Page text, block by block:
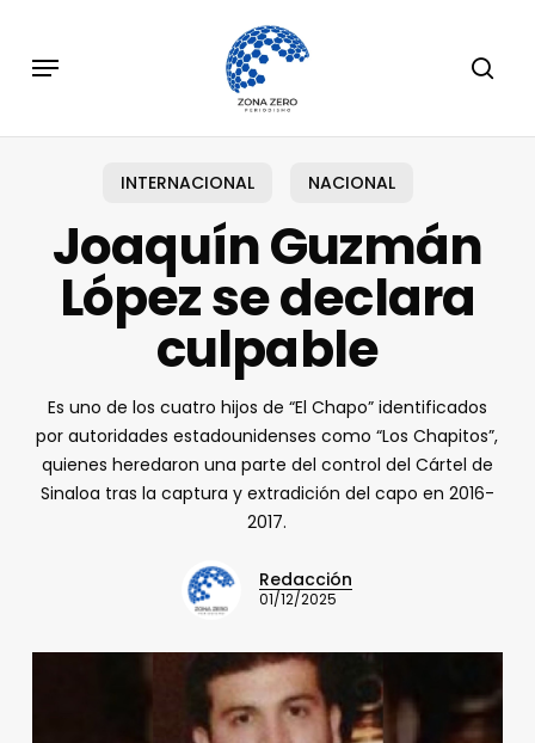
main
Menu
INTERNACIONAL NACIONAL
Joaquín Guzmán
López se declara
culpable
Es uno de los cuatro hijos de “El Chapo” identificados
por autoridades estadounidenses como “Los Chapitos”,
quienes heredaron una parte del control del Cártel de
Sinaloa tras la captura y extradición del capo en 2016-
2017.​
Redacción
01/12/2025